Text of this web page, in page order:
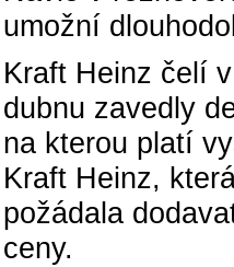
umožní
Kraft Heinz čelí
dubnu zavedly
na kterou platí
Kraft Heinz,
požádala
ceny.